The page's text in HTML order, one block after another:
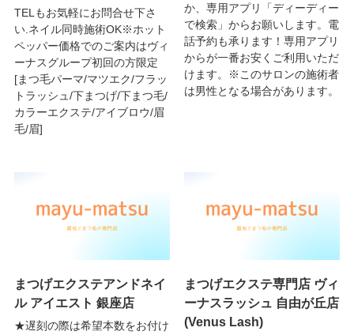
TELもお気軽にお問合せ下さ
い.ネイル同時施術OK※ホット
ペッパー価格でのご案内はヴィ
ーナスグループ初回の方限定
[まつ毛パーマ/マツエク/フラッ
トラッシュ/下まつげ/下まつ毛/
カラーエクステ/アイブロウ/眉
毛/眉]
か、専用アプリ「ディーディー
で検索」からお願いします。電
話予約も承ります！専用アプリ
からが一番お安くご利用いただ
けます。※このサロンの施術者
は男性となる場合があります。
まつげエクステアンドネイ
ル アイエスト 銀座店
★遅刻の際は希望本数をお付け
まつげエクステ専門店 ヴィ
ーナスラッシュ 自由が丘店
(Venus Lash)